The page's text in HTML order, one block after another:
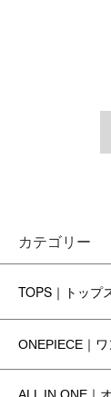
カテゴリー
TOPS｜トップ
ONEPIECE｜ワ